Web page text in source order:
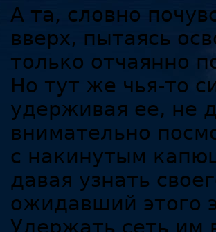
А та, словно
вверх, пытаясь
только отчаянно
Но тут же чья-то
удерживая ее, не
внимательно
с накинутым
давая узнать
ожидавший этого
Удержать сеть им